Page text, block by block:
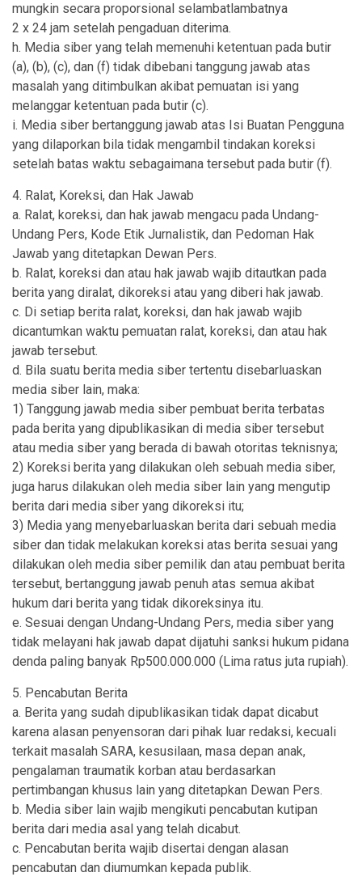
mungkin secara proporsional selambatlambatnya
2 x 24 jam setelah pengaduan diterima.
h. Media siber yang telah memenuhi ketentuan pada butir
(a), (b), (c), dan (f) tidak dibebani tanggung jawab atas
masalah yang ditimbulkan akibat pemuatan isi yang
melanggar ketentuan pada butir (c).
i. Media siber bertanggung jawab atas Isi Buatan Pengguna
yang dilaporkan bila tidak mengambil tindakan koreksi
setelah batas waktu sebagaimana tersebut pada butir (f).
4. Ralat, Koreksi, dan Hak Jawab
a. Ralat, koreksi, dan hak jawab mengacu pada Undang-
Undang Pers, Kode Etik Jurnalistik, dan Pedoman Hak
Jawab yang ditetapkan Dewan Pers.
b. Ralat, koreksi dan atau hak jawab wajib ditautkan pada
berita yang diralat, dikoreksi atau yang diberi hak jawab.
c. Di setiap berita ralat, koreksi, dan hak jawab wajib
dicantumkan waktu pemuatan ralat, koreksi, dan atau hak
jawab tersebut.
d. Bila suatu berita media siber tertentu disebarluaskan
media siber lain, maka:
1) Tanggung jawab media siber pembuat berita terbatas
pada berita yang dipublikasikan di media siber tersebut
atau media siber yang berada di bawah otoritas teknisnya;
2) Koreksi berita yang dilakukan oleh sebuah media siber,
juga harus dilakukan oleh media siber lain yang mengutip
berita dari media siber yang dikoreksi itu;
3) Media yang menyebarluaskan berita dari sebuah media
siber dan tidak melakukan koreksi atas berita sesuai yang
dilakukan oleh media siber pemilik dan atau pembuat berita
tersebut, bertanggung jawab penuh atas semua akibat
hukum dari berita yang tidak dikoreksinya itu.
e. Sesuai dengan Undang-Undang Pers, media siber yang
tidak melayani hak jawab dapat dijatuhi sanksi hukum pidana
denda paling banyak Rp500.000.000 (Lima ratus juta rupiah).
5. Pencabutan Berita
a. Berita yang sudah dipublikasikan tidak dapat dicabut
karena alasan penyensoran dari pihak luar redaksi, kecuali
terkait masalah SARA, kesusilaan, masa depan anak,
pengalaman traumatik korban atau berdasarkan
pertimbangan khusus lain yang ditetapkan Dewan Pers.
b. Media siber lain wajib mengikuti pencabutan kutipan
berita dari media asal yang telah dicabut.
c. Pencabutan berita wajib disertai dengan alasan
pencabutan dan diumumkan kepada publik.